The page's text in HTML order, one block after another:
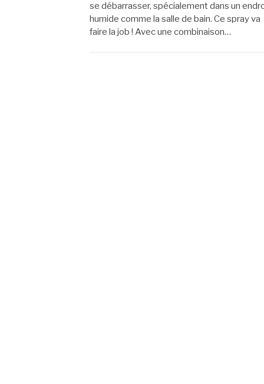
se débarrasser, spécialement dans un
humide comme la salle de bain. Ce spray va
faire la job ! Avec une combinaison…